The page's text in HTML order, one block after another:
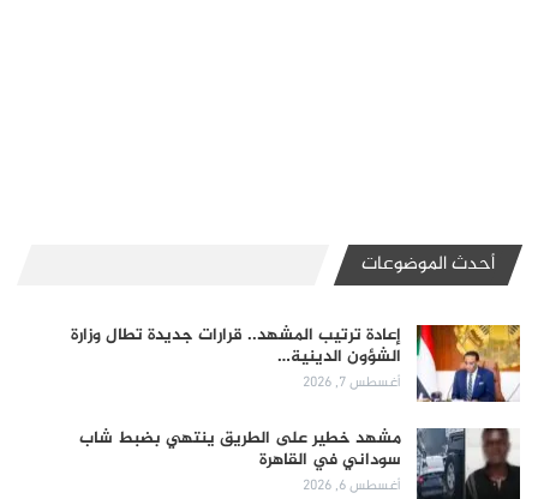
أحدث الموضوعات
إعادة ترتيب المشهد.. قرارات جديدة تطال وزارة
الشؤون الدينية…
أغسطس 7, 2026
مشهد خطير على الطريق ينتهي بضبط شاب
سوداني في القاهرة
أغسطس 6, 2026